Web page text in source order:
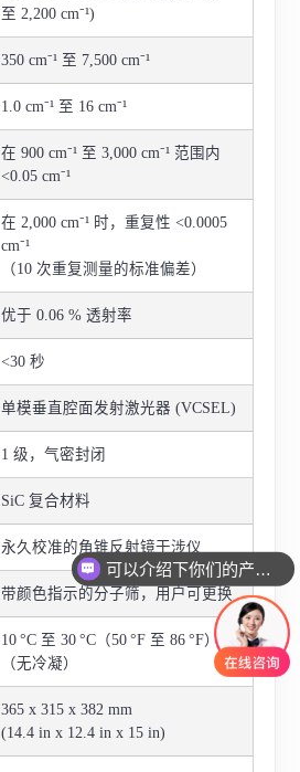
至 2,200 cm⁻¹)
350 cm⁻¹ 至 7,500 cm⁻¹
1.0 cm⁻¹ 至 16 cm⁻¹
在 900 cm⁻¹ 至 3,000 cm⁻¹ 范围内
<0.05 cm⁻¹
在 2,000 cm⁻¹ 时，重复性 <0.0005
cm⁻¹
（10 次重复测量的标准偏差）
优于 0.06 % 透射率
<30 秒
单模垂直腔面发射激光器 (VCSEL)
1 级，气密封闭
SiC 复合材料
永久校准的角锥反射镜干涉仪
带颜色指示的分子筛，用户可更换
10 °C 至 30 °C（50 °F 至 86 °F）
（无冷凝）
365 x 315 x 382 mm
(14.4 in x 12.4 in x 15 in)